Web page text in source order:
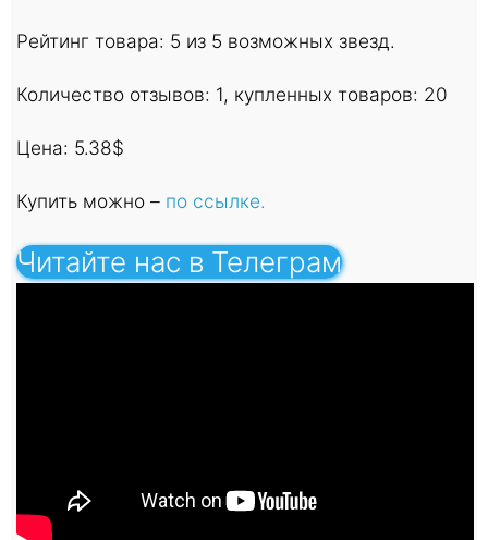
Рейтинг товара: 5 из 5 возможных звезд.
Количество отзывов: 1, купленных товаров: 20
Цена: 5.38$
Купить можно – по ссылке.
Читайте нас в Телеграм